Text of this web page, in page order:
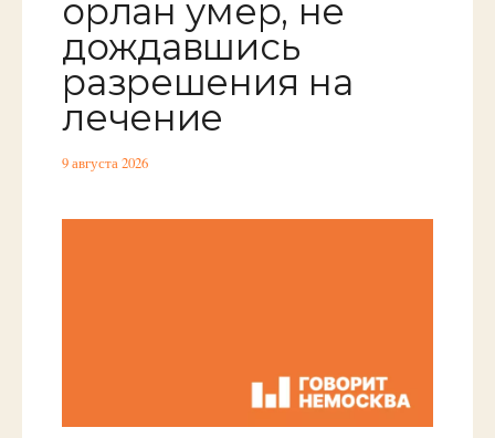
орлан умер, не
дождавшись
разрешения на
лечение
9 августа 2026